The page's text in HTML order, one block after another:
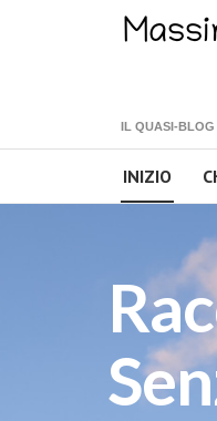
IL QUASI-BLOG
INIZIO